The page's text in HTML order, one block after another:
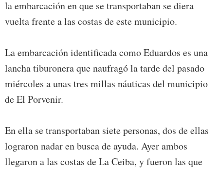
la embarcación en que se transportaban se diera
vuelta frente a las costas de este municipio.
La embarcación identificada como Eduardos es una
lancha tiburonera que naufragó la tarde del pasado
miércoles a unas tres millas náuticas del municipio
de El Porvenir.
En ella se transportaban siete personas, dos de ellas
lograron nadar en busca de ayuda. Ayer ambos
llegaron a las costas de La Ceiba, y fueron las que